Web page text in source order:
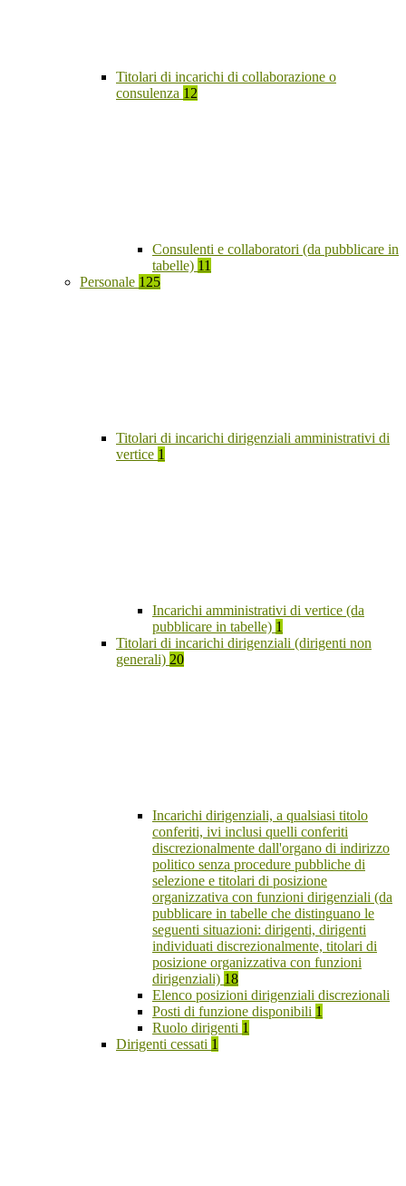
Titolari di incarichi di collaborazione o
consulenza 12
Consulenti e collaboratori (da pubblicare in
tabelle) 11
Personale 125
Titolari di incarichi dirigenziali amministrativi di
vertice 1
Incarichi amministrativi di vertice (da
pubblicare in tabelle) 1
Titolari di incarichi dirigenziali (dirigenti non
generali) 20
Incarichi dirigenziali, a qualsiasi titolo
conferiti, ivi inclusi quelli conferiti
discrezionalmente dall'organo di indirizzo
politico senza procedure pubbliche di
selezione e titolari di posizione
organizzativa con funzioni dirigenziali (da
pubblicare in tabelle che distinguano le
seguenti situazioni: dirigenti, dirigenti
individuati discrezionalmente, titolari di
posizione organizzativa con funzioni
dirigenziali) 18
Elenco posizioni dirigenziali discrezionali
Posti di funzione disponibili 1
Ruolo dirigenti 1
Dirigenti cessati 1